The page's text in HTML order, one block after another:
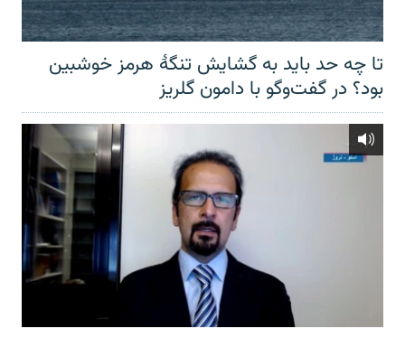
تا چه حد باید به گشایش تنگهٔ هرمز خوشبین
بود؟ در گفت‌وگو با دامون گلریز